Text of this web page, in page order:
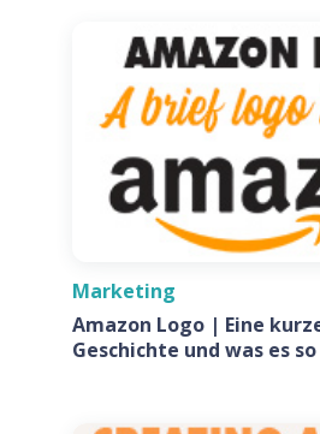
Marketing
Amazon Logo | Eine
Geschichte und was es